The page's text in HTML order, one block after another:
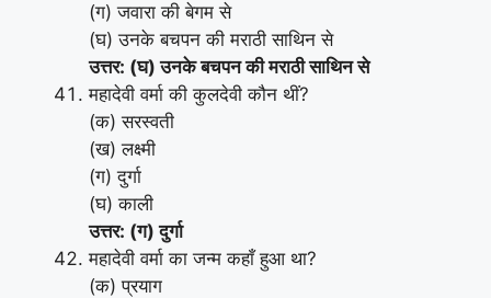
(ग) जवारा की बेगम से
(घ) उनके बचपन की मराठी साथिन से
उत्तर: (घ) उनके बचपन की मराठी साथिन से
महादेवी वर्मा की कुलदेवी कौन थीं?
(क) सरस्वती
(ख) लक्ष्मी
(ग) दुर्गा
(घ) काली
उत्तर: (ग) दुर्गा
महादेवी वर्मा का जन्म कहाँ हुआ था?
(क) प्रयाग